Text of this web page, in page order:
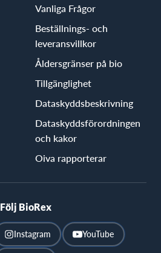
Vanliga Frågor
Beställnings- och
leveransvillkor
Åldersgränser på bio
Tillgänglighet
Dataskyddsbeskrivning
Dataskyddsförordningen
och kakor
Oiva rapporterar
Följ BioRex
Instagram YouTube